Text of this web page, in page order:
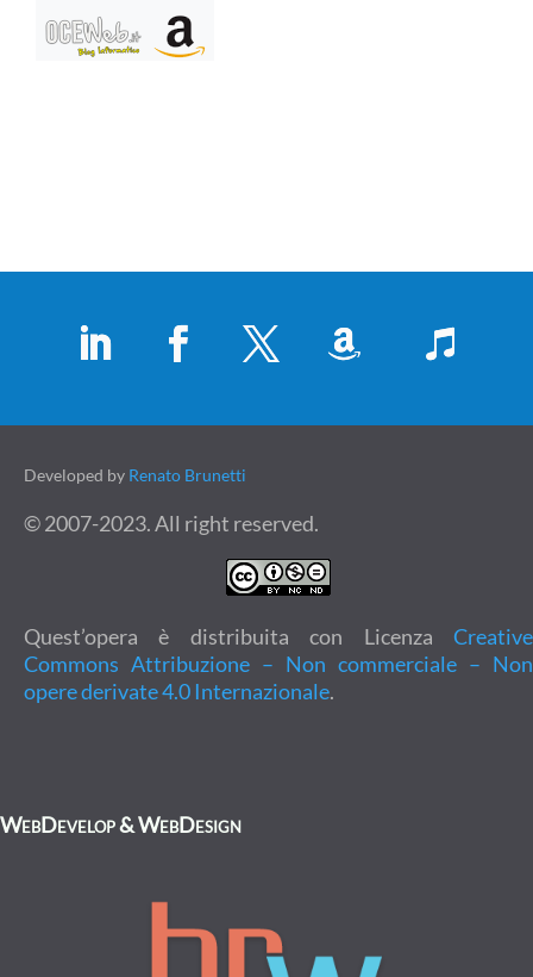
Developed by Renato Brunetti
© 2007-2023. All right reserved.
Quest’opera è distribuita con Licenza Creative
Commons Attribuzione – Non commerciale – Non
opere derivate 4.0 Internazionale.
WebDevelop & WebDesign